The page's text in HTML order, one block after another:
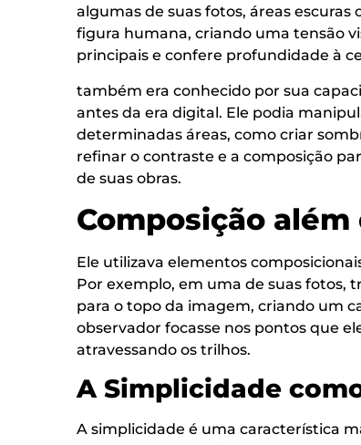
algumas de suas fotos, áreas
figura humana, criando uma tensão
principais e confere profundidade à
também era conhecido por sua
antes da era digital. Ele podia
determinadas áreas, como criar
refinar o contraste e a composição
de suas obras.
Composição
Ele utilizava elementos
Por exemplo, em uma de suas fotos,
para o topo da imagem, criando um
observador focasse nos pontos que
atravessando os trilhos.
A Simplicidade
A simplicidade é uma característica